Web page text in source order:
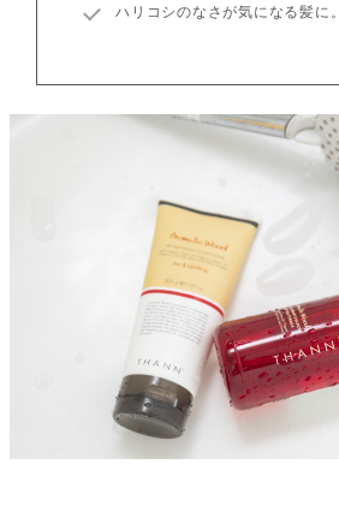
ハリコシのなさが気になる髪に。